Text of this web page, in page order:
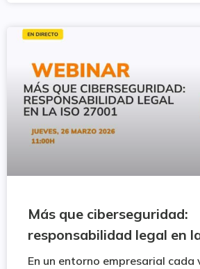
Más que ciberseguridad:
responsabilidad legal en
En un entorno empresarial cada